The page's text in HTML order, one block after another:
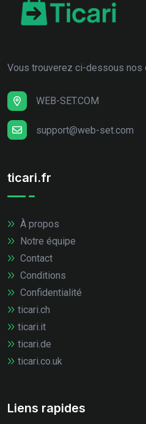
Vous trouverez ci-dessous nos
WEB-SET.COM
support@web-set.com
ticari.fr
À propos
Notre équipe
Contact
Conditions
Confidentialité
ticari.ch
ticari.it
ticari.de
ticari.co.uk
Liens rapides